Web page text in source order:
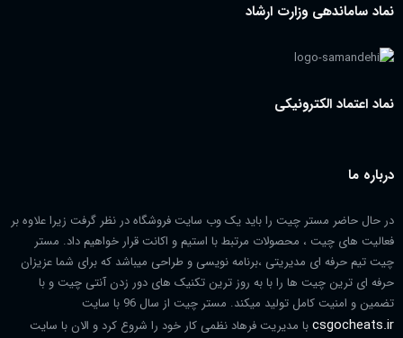
نماد ساماندهی وزارت ارشاد
نماد اعتماد الکترونیکی
درباره ما
در حال حاضر مستر چیت را باید یک وب سایت فروشگاه در نظر گرفت زیرا علاوه بر
فعالیت های چیت ، محصولات مرتبط با استیم و اکانت قرار خواهیم داد. مستر
چیت تیم حرفه ای مدیریتی ،برنامه نویسی و طراحی میباشد که برای شما عزیزان
حرفه ای ترین چیت ها را با به روز ترین تکنیک های دور زدن آنتی چیت و با
تضمین و امنیت کامل تولید میکند. مستر چیت از سال 96 با سایت
csgocheats.irبا مدیریت فرهاد نظمی کار خود را شروع کرد و الان با سایت